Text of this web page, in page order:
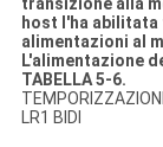
host l'ha
alimentazioni al
L'alimentazione
TABELLA 5-6.
LR1 BIDI